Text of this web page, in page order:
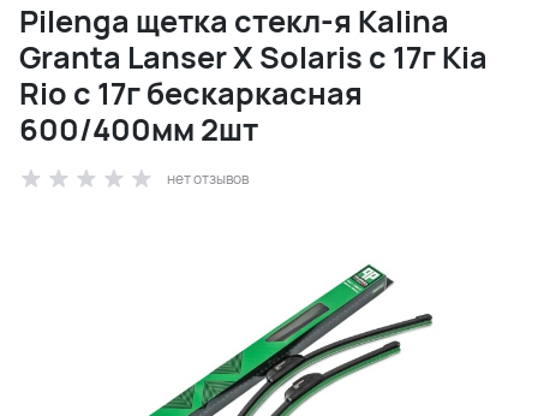
Pilenga щетка стекл-я Kalina
Granta Lanser X Solaris c 17г Kia
Rio c 17г бескаркасная
600/400мм 2шт
нет отзывов